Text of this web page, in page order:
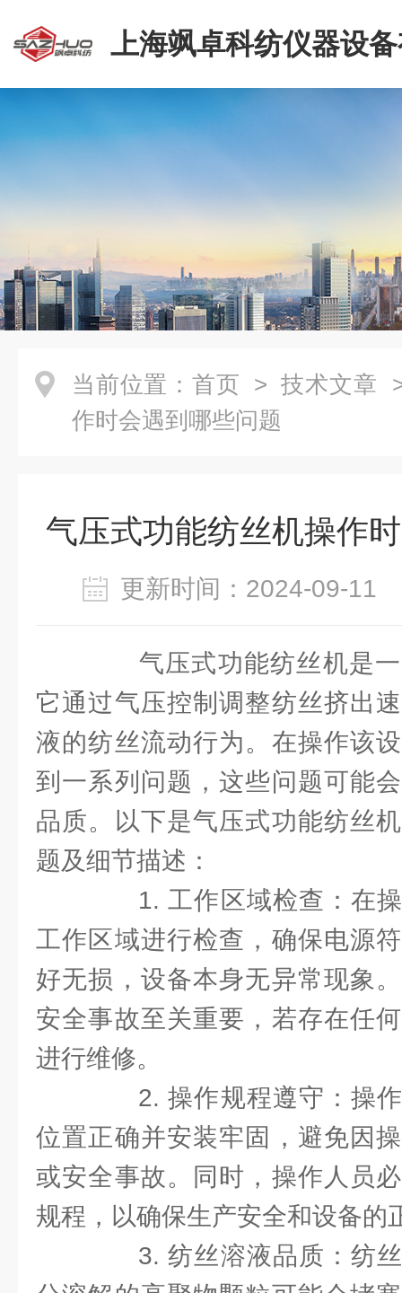
上海飒卓科纺仪器设
司
当前位置： 首页 > 技术文章
作时会遇到哪些问题
气压式功能纺丝机操作
更新时间：2024-09-
气压式功能纺丝机是一
它通过气压控制调整纺丝挤出
液的纺丝流动行为。在操作该
到一系列问题，这些问题可能
品质。以下是气压式功能纺丝
题及细节描述：
1. 工作区域检查：在操
工作区域进行检查，确保电源
好无损，设备本身无异常现象
安全事故至关重要，若存在任
进行维修。
2. 操作规程遵守：操作
位置正确并安装牢固，避免因
或安全事故。同时，操作人员
规程，以确保生产安全和设备的
3. 纺丝溶液品质：纺丝